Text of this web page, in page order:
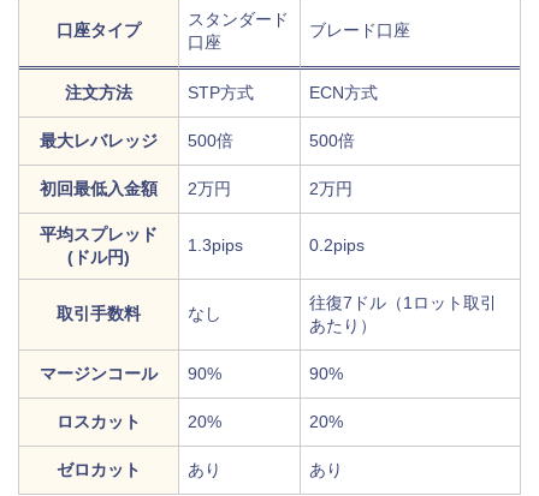
口座タイプ
スタンダード
口座
ブレード口座
注文方法 STP方式 ECN方式
最大レバレッジ 500倍 500倍
初回最低入金額 2万円 2万円
平均スプレッド
(ドル円)
1.3pips 0.2pips
取引手数料 なし
往復7ドル（1ロット取引
あたり）
マージンコール 90% 90%
ロスカット 20% 20%
ゼロカット あり あり